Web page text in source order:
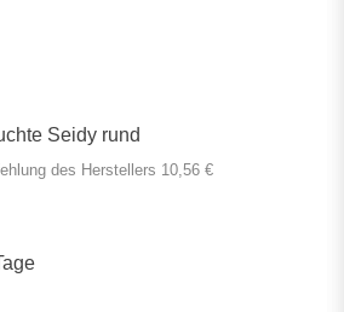
Seidy rund
des Herstellers 10,56 €